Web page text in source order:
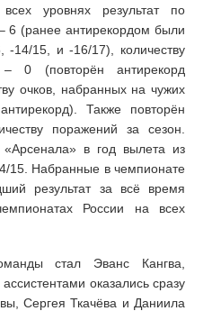
уровнях результат по
6 (ранее антирекордом были
-14/15, и -16/17), количеству
(повторён антирекорд
очков, набранных на чужих
Также повторён
поражений за сезон.
в год вылета из
15. Набранные в чемпионате
результат за всё время
России на всех
стал Эванс Кангва,
оказались сразу
Сергея Ткачёва и Даниила